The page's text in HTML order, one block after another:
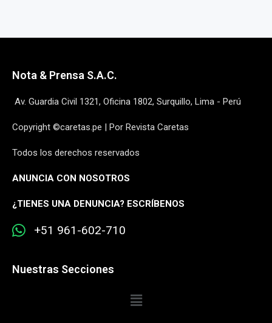
Nota & Prensa S.A.C.
Av. Guardia Civil 1321, Oficina 1802, Surquillo, Lima - Perú
Copyright ©caretas.pe | Por Revista Caretas
Todos los derechos reservados
ANUNCIA CON NOSOTROS
¿TIENES UNA DENUNCIA? ESCRÍBENOS
+51 961-602-710
Nuestras Secciones